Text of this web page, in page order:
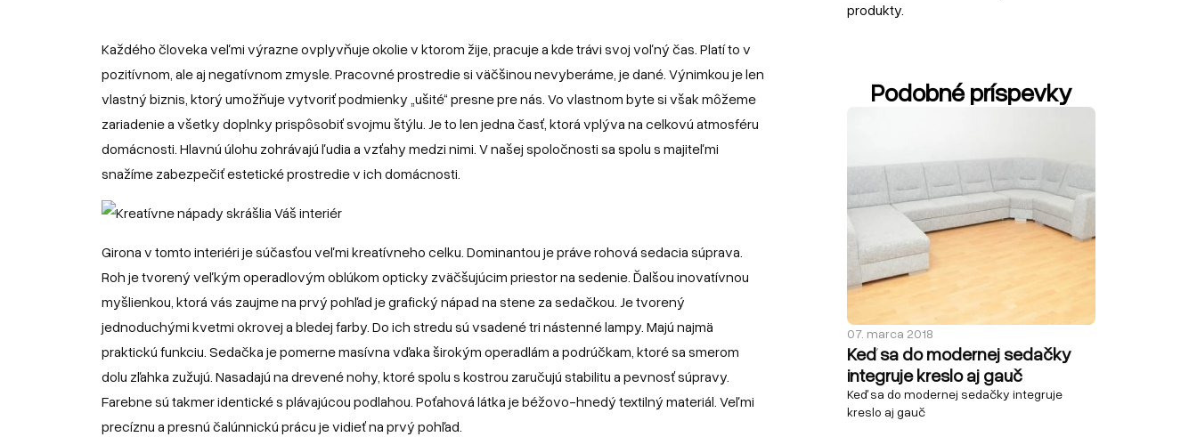
E-shop
Taburety
Atypické sedačky
Každého človeka veľmi výrazne ovplyvňuje okolie v ktorom žije, pracuje a kde trávi svoj voľný čas. Platí to v
pozitívnom, ale aj negatívnom zmysle. Pracovné prostredie si väčšinou nevyberáme, je dané. Výnimkou je len
vlastný biznis, ktorý umožňuje vytvoriť podmienky „ušité“ presne pre nás. Vo vlastnom byte si však môžeme
zariadenie a všetky doplnky prispôsobiť svojmu štýlu. Je to len jedna časť, ktorá vplýva na celkovú atmosféru
domácnosti. Hlavnú úlohu zohrávajú ľudia a vzťahy medzi nimi. V našej spoločnosti sa spolu s majiteľmi
snažíme zabezpečiť estetické prostredie v ich domácnosti.
Girona v tomto interiéri je súčasťou veľmi kreatívneho celku. Dominantou je práve rohová sedacia súprava.
Roh je tvorený veľkým operadlovým oblúkom opticky zväčšujúcim priestor na sedenie. Ďalšou inovatívnou
myšlienkou, ktorá vás zaujme na prvý pohľad je grafický nápad na stene za sedačkou. Je tvorený
jednoduchými kvetmi okrovej a bledej farby. Do ich stredu sú vsadené tri nástenné lampy. Majú najmä
praktickú funkciu. Sedačka je pomerne masívna vďaka širokým operadlám a podrúčkam, ktoré sa smerom
dolu zľahka zužujú. Nasadajú na drevené nohy, ktoré spolu s kostrou zaručujú stabilitu a pevnosť súpravy.
Farebne sú takmer identické s plávajúcou podlahou. Poťahová látka je béžovo-hnedý textilný materiál. Veľmi
precíznu a presnú čalúnnickú prácu je vidieť na prvý pohľad.
produkty.
Podobné príspevky
07. marca 2018
Keď sa do modernej sedačky
integruje kreslo aj gauč
Keď sa do modernej sedačky integruje
kreslo aj gauč